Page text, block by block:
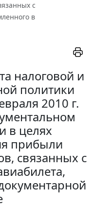
с
в
налоговой и
политики
2010 г.
в целях
прибыли
связанных с